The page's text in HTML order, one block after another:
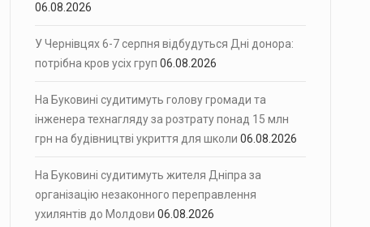
06.08.2026
У Чернівцях 6-7 серпня відбудуться Дні донора:
потрібна кров усіх груп 06.08.2026
На Буковині судитимуть голову громади та
інженера технагляду за розтрату понад 15 млн
грн на будівництві укриття для школи 06.08.2026
На Буковині судитимуть жителя Дніпра за
організацію незаконного переправлення
ухилянтів до Молдови 06.08.2026